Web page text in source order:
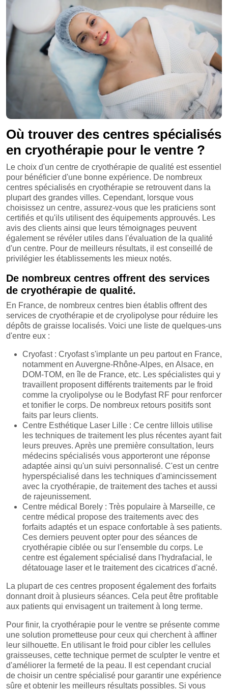
Où trouver des centres spécialisés
en cryothérapie pour le ventre ?
Le choix d'un centre de cryothérapie de qualité est essentiel
pour bénéficier d'une bonne expérience. De nombreux
centres spécialisés en cryothérapie se retrouvent dans la
plupart des grandes villes. Cependant, lorsque vous
choisissez un centre, assurez-vous que les praticiens sont
certifiés et qu'ils utilisent des équipements approuvés. Les
avis des clients ainsi que leurs témoignages peuvent
également se révéler utiles dans l'évaluation de la qualité
d'un centre. Pour de meilleurs résultats, il est conseillé de
privilégier les établissements les mieux notés.
De nombreux centres offrent des services
de cryothérapie de qualité.
En France, de nombreux centres bien établis offrent des
services de cryothérapie et de cryolipolyse pour réduire les
dépôts de graisse localisés. Voici une liste de quelques-uns
d'entre eux :
Cryofast : Cryofast s'implante un peu partout en France,
notamment en Auvergne-Rhône-Alpes, en Alsace, en
DOM-TOM, en île de France, etc. Les spécialistes qui y
travaillent proposent différents traitements par le froid
comme la cryolipolyse ou le Bodyfast RF pour renforcer
et tonifier le corps. De nombreux retours positifs sont
faits par leurs clients.
Centre Esthétique Laser Lille : Ce centre lillois utilise
les techniques de traitement les plus récentes ayant fait
leurs preuves. Après une première consultation, leurs
médecins spécialisés vous apporteront une réponse
adaptée ainsi qu'un suivi personnalisé. C'est un centre
hyperspécialisé dans les techniques d'amincissement
avec la cryothérapie, de traitement des taches et aussi
de rajeunissement.
Centre médical Borely : Très populaire à Marseille, ce
centre médical propose des traitements avec des
forfaits adaptés et un espace confortable à ses patients.
Ces derniers peuvent opter pour des séances de
cryothérapie ciblée ou sur l'ensemble du corps. Le
centre est également spécialisé dans l'hydrafacial, le
détatouage laser et le traitement des cicatrices d'acné.
La plupart de ces centres proposent également des forfaits
donnant droit à plusieurs séances. Cela peut être profitable
aux patients qui envisagent un traitement à long terme.
Pour finir, la cryothérapie pour le ventre se présente comme
une solution prometteuse pour ceux qui cherchent à affiner
leur silhouette. En utilisant le froid pour cibler les cellules
graisseuses, cette technique permet de sculpter le ventre et
d'améliorer la fermeté de la peau. Il est cependant crucial
de choisir un centre spécialisé pour garantir une expérience
sûre et obtenir les meilleurs résultats possibles. Si vous